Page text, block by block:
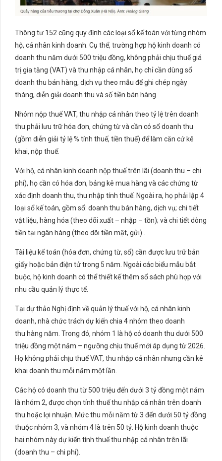
Thông tư 152 cũng quy định các loại sổ kế toán với từng nhóm
hộ, cá nhân kinh doanh. Cụ thể, trường hợp hộ kinh doanh có
doanh thu năm dưới 500 triệu đồng, không phải chịu thuế giá
trị gia tăng (VAT) và thu nhập cá nhân, họ chỉ cần dùng sổ
doanh thu bán hàng, dịch vụ theo mẫu để ghi chép ngày
tháng, diễn giải doanh thu và số tiền bán hàng.
Nhóm nộp thuế VAT, thu nhập cá nhân theo tỷ lệ trên doanh
thu phải lưu trữ hóa đơn, chứng từ và cần có sổ doanh thu
(gồm diễn giải tỷ lệ % tính thuế, tiền thuế) để làm căn cứ kê
khai, nộp thuế.
Với hộ, cá nhân kinh doanh nộp thuế trên lãi (doanh thu – chi
phí), họ cần có hóa đơn, bảng kê mua hàng và các chứng từ
xác định doanh thu, thu nhập tính thuế. Ngoài ra, họ phải lập 4
loại sổ kế toán, gồm sổ: doanh thu bán hàng, dịch vụ; chi tiết
vật liệu, hàng hóa (theo dõi xuất – nhập – tồn); và chi tiết dòng
tiền tại ngân hàng (theo dõi tiền mặt, gửi) .
Tài liệu kế toán (hóa đơn, chứng từ, sổ) cần được lưu trữ bản
giấy hoặc bản điện tử trong 5 năm. Ngoài các biểu mẫu bắt
buộc, hộ kinh doanh có thể thiết kế thêm sổ sách phù hợp với
nhu cầu quản lý thực tế.
Tại dự thảo Nghị định về quản lý thuế với hộ, cá nhân kinh
doanh, nhà chức trách dự kiến chia 4 nhóm theo doanh
thu hàng năm. Trong đó, nhóm 1 là hộ có doanh thu dưới 500
triệu đồng một năm – ngưỡng chịu thuế mới áp dụng từ 2026.
Họ không phải chịu thuế VAT, thu nhập cá nhân nhưng cần kê
khai doanh thu mỗi năm một lần.
Các hộ có doanh thu từ 500 triệu đến dưới 3 tỷ đồng một năm
là nhóm 2, được chọn tính thuế thu nhập cá nhân trên doanh
thu hoặc lợi nhuận. Mức thu mỗi năm từ 3 đến dưới 50 tỷ đồng
thuộc nhóm 3, và nhóm 4 là trên 50 tỷ. Hộ kinh doanh thuộc
hai nhóm này dự kiến tính thuế thu nhập cá nhân trên lãi
(doanh thu – chi phí).